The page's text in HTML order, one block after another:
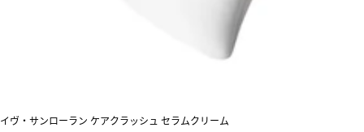
イヴ・サンローラン ケアクラッシュ セラムクリーム